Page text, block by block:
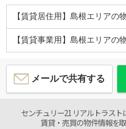
【賃貸居住用】島根エリアの
【賃貸事業用】島根エリアの
メールで共有する
センチュリー21 リアルトラス
賃貸・売買の物件情報を